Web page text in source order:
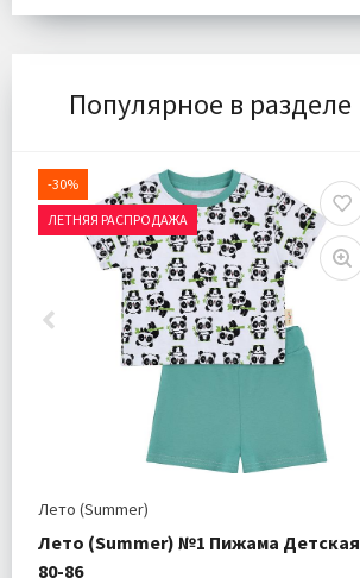
Популярное в разделе
-30%
ЛЕТНЯЯ РАСПРОДАЖА
Лето (Summer)
Лето (Summer) №1 Пижама Детская
80-86